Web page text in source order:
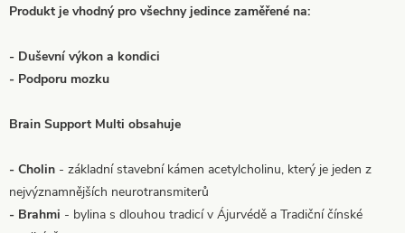
Produkt je vhodný pro všechny jedince zaměřené na:
- Duševní výkon a kondici
- Podporu mozku
Brain Support Multi obsahuje
- Cholin - základní stavební kámen acetylcholinu, který je jeden z
nejvýznamnějších neurotransmiterů
- Brahmi - bylina s dlouhou tradicí v Ájurvédě a Tradiční čínské